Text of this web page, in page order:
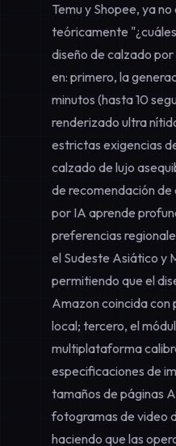
Temu y Shopee, ya
teóricamente
diseño de calzado
en: primero, la
minutos (hasta 10
renderizado ultra
estrictas exigencias
calzado de lujo
de recomendación de
por IA aprende
preferencias
el Sudeste Asiático y
permitiendo que el
Amazon coincida con
local; tercero, el
multiplataforma
especificaciones de
tamaños de páginas
fotogramas de video
haciendo que las